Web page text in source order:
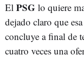
El PSG lo quiere
dejado claro que
concluye a final de
cuatro veces una